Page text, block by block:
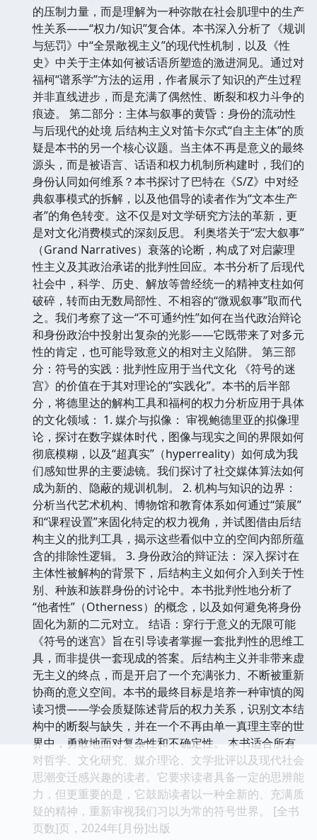
的压制力量，而是理解为一种弥散在社会肌理中的生产
性关系——“权力/知识”复合体。本书深入分析了《规训
与惩罚》中“全景敞视主义”的现代性机制，以及《性
史》中关于主体如何被话语所塑造的激进洞见。通过对
福柯“谱系学”方法的运用，作者展示了知识的产生过程
并非直线进步，而是充满了偶然性、断裂和权力斗争的
痕迹。 第二部分：主体与叙事的黄昏：身份的流动性
与后现代的处境 后结构主义对笛卡尔式“自主主体”的质
疑是本书的另一个核心议题。当主体不再是意义的最终
源头，而是被语言、话语和权力机制所构建时，我们的
身份认同如何维系？本书探讨了巴特在《S/Z》中对经
典叙事模式的拆解，以及他倡导的读者作为“文本生产
者”的角色转变。这不仅是对文学研究方法的革新，更
是对文化消费模式的深刻反思。 利奥塔关于“宏大叙事”
（Grand Narratives）衰落的论断，构成了对启蒙理
性主义及其政治承诺的批判性回应。本书分析了后现代
社会中，科学、历史、解放等曾经统一的精神支柱如何
破碎，转而由无数局部性、不相容的“微观叙事”取而代
之。我们考察了这一“不可通约性”如何在当代政治辩论
和身份政治中投射出复杂的光影——它既带来了对多元
性的肯定，也可能导致意义的相对主义陷阱。 第三部
分：符号的实践：批判性应用于当代文化 《符号的迷
宫》的价值在于其对理论的“实践化”。本书的后半部
分，将德里达的解构工具和福柯的权力分析应用于具体
的文化领域： 1. 媒介与拟像： 审视鲍德里亚的拟像理
论，探讨在数字媒体时代，图像与现实之间的界限如何
彻底模糊，以及“超真实”（hyperreality）如何成为我
们感知世界的主要滤镜。我们探讨了社交媒体算法如何
成为新的、隐蔽的规训机制。 2. 机构与知识的边界：
分析当代艺术机构、博物馆和教育体系如何通过“策展”
和“课程设置”来固化特定的权力视角，并试图借由后结
构主义的批判工具，揭示这些看似中立的空间内部所蕴
含的排除性逻辑。 3. 身份政治的辩证法： 深入探讨在
主体性被解构的背景下，后结构主义如何介入到关于性
别、种族和族群身份的讨论中。本书批判性地分析了
“他者性”（Otherness）的概念，以及如何避免将身份
固化为新的二元对立。 结语：穿行于意义的无限可能
《符号的迷宫》旨在引导读者掌握一套批判性的思维工
具，而非提供一套现成的答案。后结构主义并非带来虚
无主义的终点，而是开启了一个充满张力、不断被重新
协商的意义空间。本书的最终目标是培养一种审慎的阅
读习惯——学会质疑陈述背后的权力关系，识别文本结
构中的断裂与缺失，并在一个不再由单一真理主宰的世
界中，勇敢地面对复杂性和不确定性。 本书适合所有
对哲学、文化研究、媒介理论、文学批评以及现代社会
思潮变迁感兴趣的读者。它要求读者具备一定的思辨能
力，但更重要的是，它鼓励读者以一种全新的、充满质
疑的精神，重新审视我们习以为常的符号世界。 [全书
页数]页，2024年[月份]出版